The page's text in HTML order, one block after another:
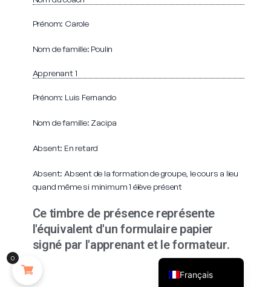
Prénom: Carole
Nom de famille: Poulin
Apprenant 1
Prénom: Luis Fernando
Nom de famille: Zacipa
Absent: En retard
Absent: Absent de la formation de groupe, le cours a lieu
quand même si minimum 1 élève présent
Ce timbre de présence représente
l'équivalent d'un formulaire papier
signé par l'apprenant et le formateur.
0
Français